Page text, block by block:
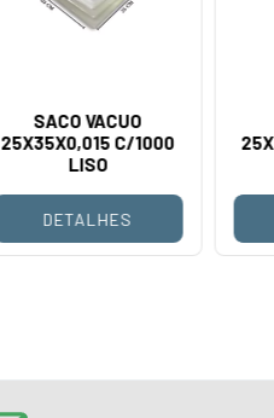
SACO VACUO
25X35X0,015 C/1000
LISO
DETALHES